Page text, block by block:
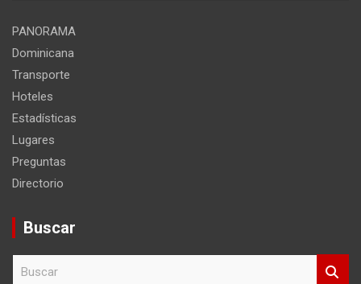
PANORAMA
Dominicana
Transporte
Hoteles
Estadísticas
Lugares
Preguntas
Directorio
Buscar